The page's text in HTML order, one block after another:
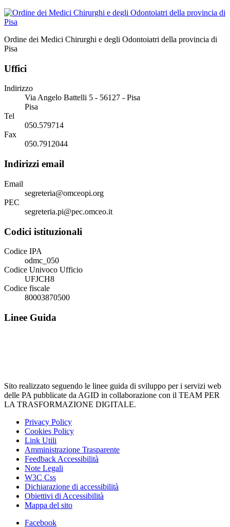
Ordine dei Medici Chirurghi e degli Odontoiatri della provincia di
Pisa
Uffici
Indirizzo
Via Angelo Battelli 5 - 56127 - Pisa
Pisa
Tel
050.579714
Fax
050.7912044
Indirizzi email
Email
segreteria@omceopi.org
PEC
segreteria.pi@pec.omceo.it
Codici istituzionali
Codice IPA
odmc_050
Codice Univoco Ufficio
UFJCH8
Codice fiscale
80003870500
Linee Guida
Sito realizzato seguendo le linee guida di sviluppo per i servizi web
delle PA pubblicate da AGID in collaborazione con il TEAM PER
LA TRASFORMAZIONE DIGITALE.
Privacy Policy
Cookies Policy
Link Utili
Amministrazione Trasparente
Feedback Accessibilità
Note Legali
W3C Css
Dichiarazione di accessibilità
Obiettivi di Accessibilità
Mappa del sito
Facebook